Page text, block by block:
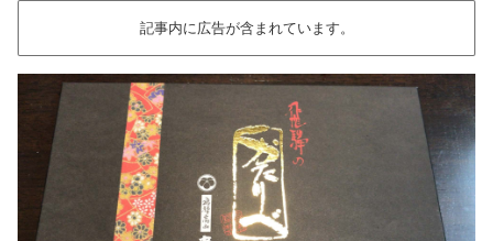
記事内に広告が含まれています。